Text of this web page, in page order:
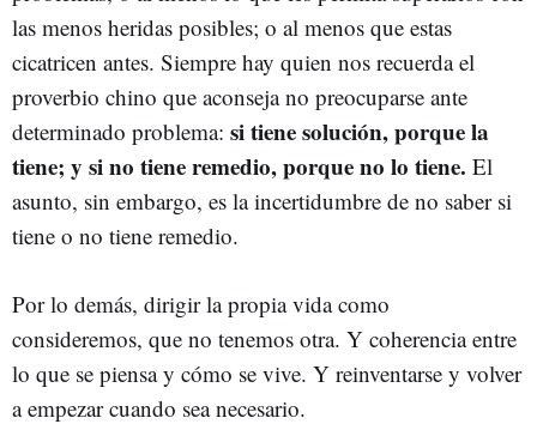
las menos heridas posibles; o al menos que estas
cicatricen antes. Siempre hay quien nos recuerda el
proverbio chino que aconseja no preocuparse ante
determinado problema: si tiene solución, porque la
tiene; y si no tiene remedio, porque no lo tiene. El
asunto, sin embargo, es la incertidumbre de no saber si
tiene o no tiene remedio.
Por lo demás, dirigir la propia vida como
consideremos, que no tenemos otra. Y coherencia entre
lo que se piensa y cómo se vive. Y reinventarse y volver
a empezar cuando sea necesario.